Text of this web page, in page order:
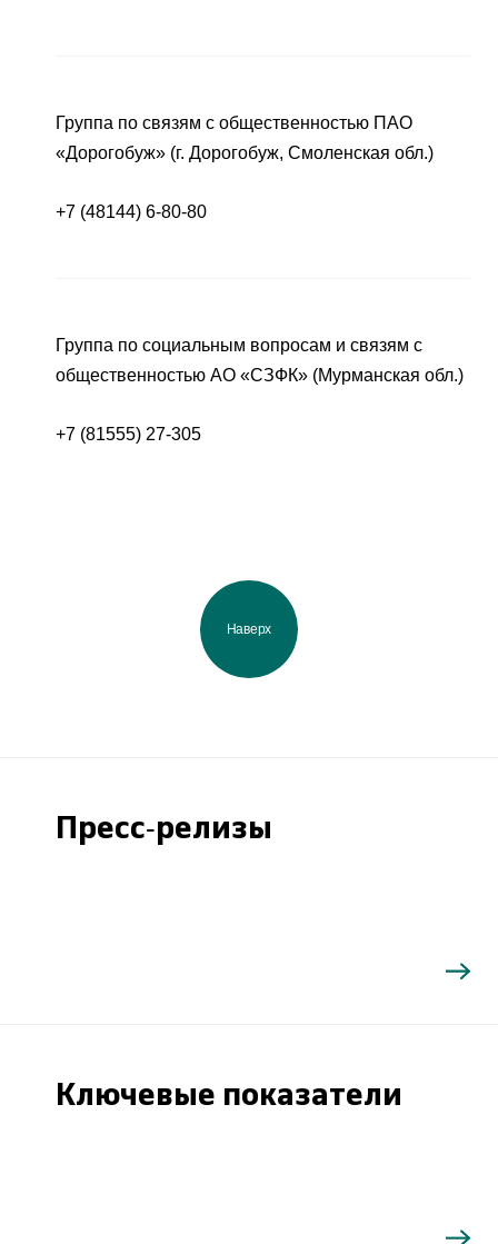
Группа по связям с общественностью ПАО
«Дорогобуж» (г. Дорогобуж, Смоленская обл.)
+7 (48144) 6-80-80
Группа по социальным вопросам и связям с
общественностью АО «СЗФК» (Мурманская обл.)
+7 (81555) 27-305
Наверх
Пресс-релизы
Ключевые показатели